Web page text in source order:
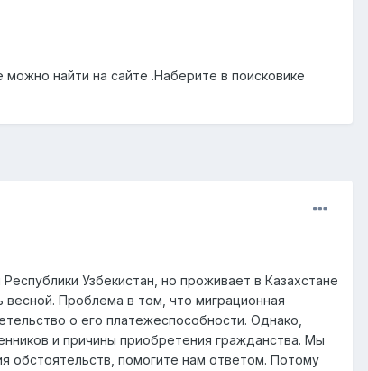
найти на сайте .Наберите в поисковике
Узбекистан, но проживает в Казахстане
Проблема в том, что миграционная
о его платежеспособности. Однако,
и причины приобретения гражданства. Мы
обстоятельств, помогите нам ответом. Потому